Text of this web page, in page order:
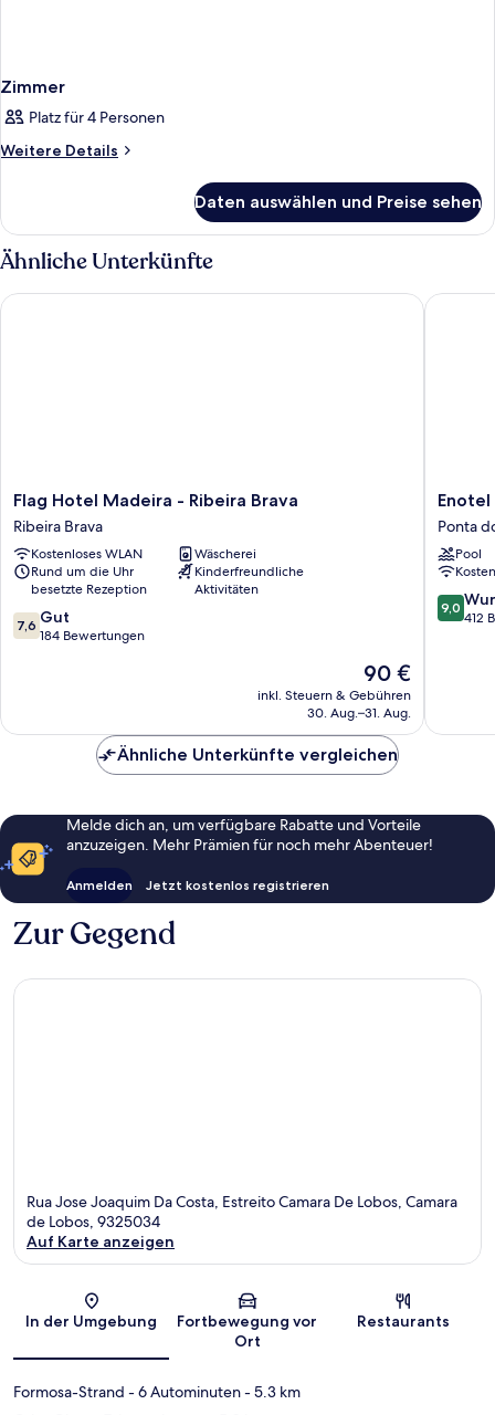
Zimmer
Platz für 4 Personen
Weitere Details
Weitere
Daten auswählen und Preise sehen
Ähnliche Unterkünfte
Flag
Hotel
Madeira
-
Ribeira
Brava
Ribeira
Brava
Flag Hotel Madeira - Ribeira Brava
Ribeira Brava
Kostenloses WLAN
Wäscherei
Rund um die Uhr
besetzte Rezeption
Kinderfreundliche
Aktivitäten
7.6
von
7,6 Gut
184 Bewertungen
Der
Preis
beträgt
90 €
inkl. Steuern & Gebühren
30. Aug.–31. Aug.
Flag Hotel Madeira - Ribeira Brava
Enotel
Sunset
Bay
Ponta
do
Sol
Enotel
Ponta
Pool
9.0
von
9,0
412
Enotel
Ähnliche Unterkünfte vergleichen
Melde dich an, um verfügbare Rabatte und Vorteile
anzuzeigen. Mehr Prämien für noch mehr Abenteuer!
Anmelden Jetzt kostenlos registrieren
Zur Gegend
Rua Jose Joaquim Da Costa, Estreito Camara De Lobos, Camara
de Lobos, 9325034
Auf Karte anzeigen
In der Umgebung
Fortbewegung vor
Ort
Restaurants
Formosa-Strand - 6 Autominuten- 5.3 km